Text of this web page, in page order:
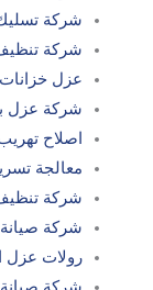
شركة
شركة
عزل خزانات
شركة عزل
اصلاح
معالجة
شركة
شركة
رولات عزل
شركة